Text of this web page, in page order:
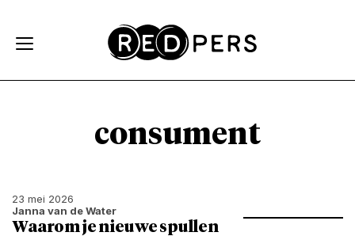
consument
23 mei 2026
Janna van de Water
Waarom je nieuwe spullen